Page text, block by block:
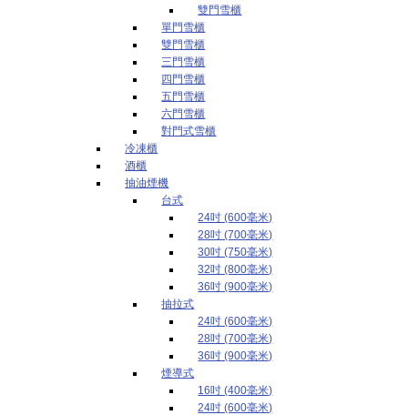
雙門雪櫃
單門雪櫃
雙門雪櫃
三門雪櫃
四門雪櫃
五門雪櫃
六門雪櫃
對門式雪櫃
冷凍櫃
酒櫃
抽油煙機
台式
24吋 (600毫米)
28吋 (700毫米)
30吋 (750毫米)
32吋 (800毫米)
36吋 (900毫米)
抽拉式
24吋 (600毫米)
28吋 (700毫米)
36吋 (900毫米)
煙導式
16吋 (400毫米)
24吋 (600毫米)